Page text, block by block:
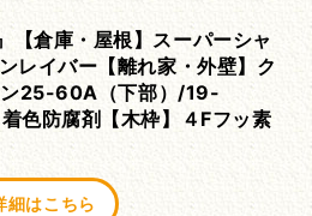
【倉庫・屋根】スーパーシャ
イバー【離れ家・外壁】ク
ン25-60A（下部）/19-
色防腐剤【木枠】４Fフッ素
細はこちら